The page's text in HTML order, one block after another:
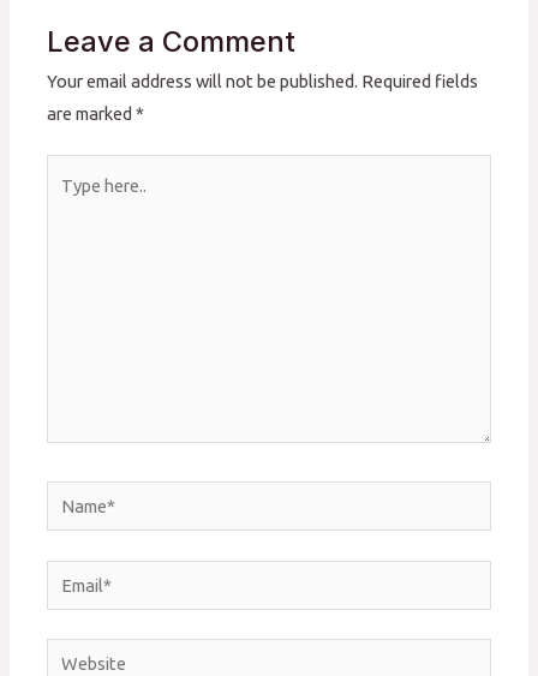
Leave a Comment
Your email address will not be published. Required fields
are marked*
here..
Name*
Email*
Website